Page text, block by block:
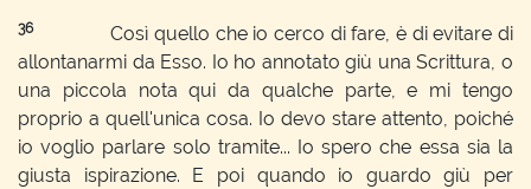
36Così quello che io cerco di fare, è di evitare di
allontanarmi da Esso. Io ho annotato giù una Scrittura, o
una piccola nota qui da qualche parte, e mi tengo
proprio a quell'unica cosa. Io devo stare attento, poiché
io voglio parlare solo tramite... Io spero che essa sia la
giusta ispirazione. E poi quando io guardo giù per